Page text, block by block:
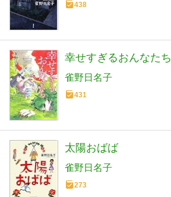
438
幸せすぎるおんなたち
雀野日名子
431
太陽おばば
雀野日名子
273